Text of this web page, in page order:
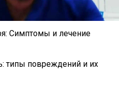
Симптомы и лечение
типы повреждений и их